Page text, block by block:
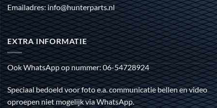
Emailadres: info@hunterparts.nl
EXTRA INFORMATIE
Ook WhatsApp op nummer: 06-54728924
Speciaal bedoeld voor foto e.a. communicatie bellen en video
oproepen niet mogelijk via WhatsApp.